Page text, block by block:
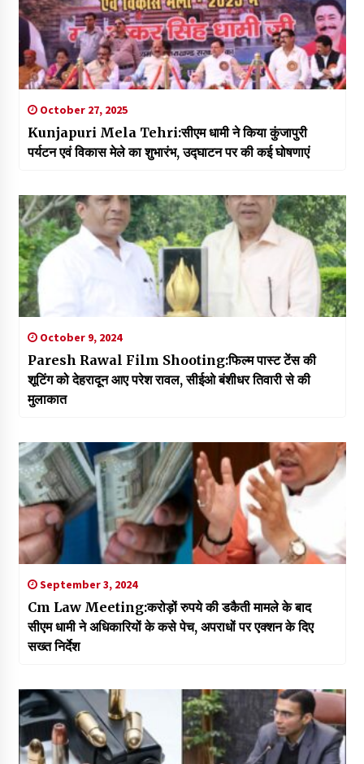
October 27, 2025
Kunjapuri Mela Tehri:सीएम धामी ने किया कुंजापुरी
पर्यटन एवं विकास मेले का शुभारंभ, उद्घाटन पर की कई घोषणाएं
October 9, 2024
Paresh Rawal Film Shooting:फिल्म पास्ट टेंस की
शूटिंग को देहरादून आए परेश रावल, सीईओ बंशीधर तिवारी से की
मुलाकात
September 3, 2024
Cm Law Meeting:करोड़ों रुपये की डकैती मामले के बाद
सीएम धामी ने अधिकारियों के कसे पेच, अपराधों पर एक्शन के दिए
सख्त निर्देश